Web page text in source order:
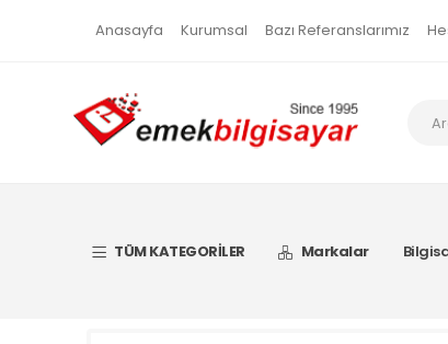
Anasayfa Kurumsal Bazı Referanslarımız
TÜM KATEGORİLER Markalar